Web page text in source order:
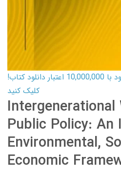
کارت اعتباری کتاب دانلود با 10,000,000 اعتبار دانلود کتاب!
کلیک کنید
Intergenerational
Public Policy: An
Environmental,
Economic